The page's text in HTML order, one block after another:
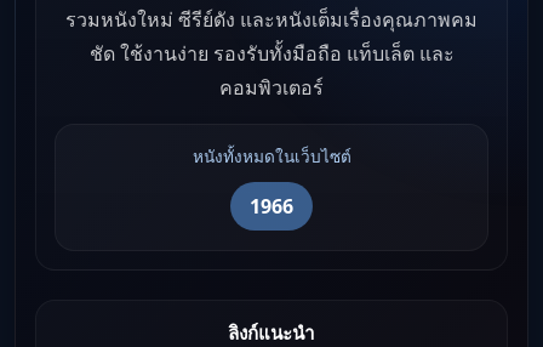
รวมหนังใหม่ ซีรีย์ดัง และหนังเต็มเรื่องคุณภาพคม
ชัด ใช้งานง่าย รองรับทั้งมือถือ แท็บเล็ต และ
คอมพิวเตอร์
หนังทั้งหมดในเว็บไซต์
1966
ลิงก์แนะนำ